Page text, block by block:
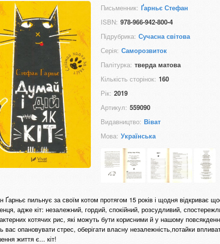
Письменник: Ґарньє Стефан
ISBN: 978-966-942-800-4
Підрубрика: Сучасна світова
Серія: Саморозвиток
Палітурка: тверда матова
Кількість сторінок: 160
Рік: 2019
Артикул: 559090
Видавництво: Віват
Мова: Українська
Ґарньє пильнує за своїм котом протягом 15 років і щодня відкриває
адже кіт: незалежний, гордий, спокійний, розсудливий,
котячих рис, які можуть бути корисними й у нашому
вас опановувати стрес, оберігати власну незалежність,потайки
життя є... кіт!